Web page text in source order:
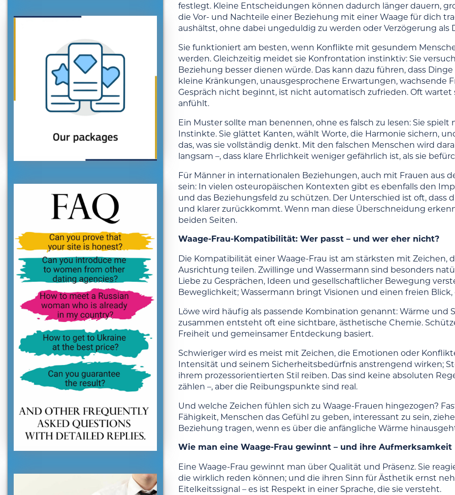
festlegt. Kleine Entscheidungen können dadurch länger dauern,
die Vor- und Nachteile einer Beziehung mit einer Waage für dich
aushältst, ohne dabei ungeduldig zu werden oder Verzögerung als
Sie funktioniert am besten, wenn Konflikte mit gesundem
werden. Gleichzeitig meidet sie Konfrontation instinktiv: Sie
Beziehung besser dienen würde. Das kann dazu führen, dass
kleine Kränkungen, unausgesprochene Erwartungen, wachsende
Gespräch nicht beginnt, ist nicht automatisch zufrieden. Oft
anfühlt.
Ein Muster sollte man benennen, ohne es falsch zu lesen: Sie
Instinkte. Sie glättet Kanten, wählt Worte, die Harmonie sichern,
das, was sie vollständig denkt. Mit den falschen Menschen wird
langsam –, dass klare Ehrlichkeit weniger gefährlich ist, als sie
Für Männer in internationalen Beziehungen, auch mit Frauen aus
sein: In vielen osteuropäischen Kontexten gibt es ebenfalls den
und das Beziehungsfeld zu schützen. Der Unterschied ist oft,
und klarer zurückkommt. Wenn man diese Überschneidung
beiden Seiten.
Waage-Frau-Kompatibilität: Wer passt – und wer eher nicht?
Die Kompatibilität einer Waage-Frau ist am stärksten mit Zeichen,
Ausrichtung teilen. Zwillinge und Wassermann sind besonders
Liebe zu Gesprächen, Ideen und gesellschaftlicher Bewegung
Beweglichkeit; Wassermann bringt Visionen und einen freien
Löwe wird häufig als passende Kombination genannt: Wärme und
zusammen entsteht oft eine sichtbare, ästhetische Chemie.
Freiheit und gemeinsamer Entdeckung basiert.
Schwieriger wird es meist mit Zeichen, die Emotionen oder
Intensität und seinem Sicherheitsbedürfnis anstrengend wirken;
ihrem prozessorientierten Stil reiben. Das sind keine absoluten
zählen –, aber die Reibungspunkte sind real.
Und welche Zeichen fühlen sich zu Waage-Frauen hingezogen?
Fähigkeit, Menschen das Gefühl zu geben, interessant zu sein,
Beziehung tragen, wenn es über die anfängliche Wärme
Wie man eine Waage-Frau gewinnt – und ihre Aufmerksamkeit
Eine Waage-Frau gewinnt man über Qualität und Präsenz. Sie
die wirklich reden können; und die ihren Sinn für Ästhetik ernst
Eitelkeitssignal – es ist Respekt in einer Sprache, die sie versteht.